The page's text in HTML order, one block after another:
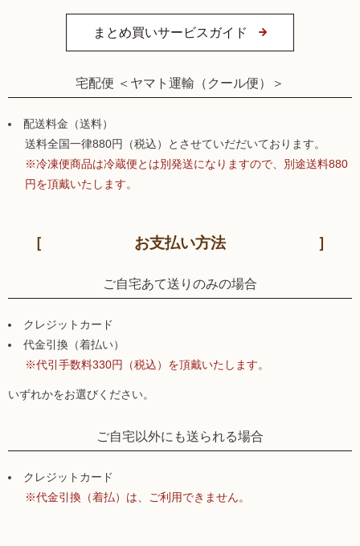
まとめ買いサービスガイド
宅配便 ＜ヤマト運輸（クール便）＞
配送料金（送料）
送料全国一律880円（税込）とさせていだだいております。
※冷凍便商品は冷蔵便とは別発送になりますので、別途送料880
円を頂戴いたします。
お支払い方法
ご自宅あて送りのみの場合
クレジットカード
代金引換（着払い）
※代引手数料330円（税込）を頂戴いたします。
いずれかをお選びください。
ご自宅以外にも送られる場合
クレジットカード
※代金引換（着払）は、ご利用できません。